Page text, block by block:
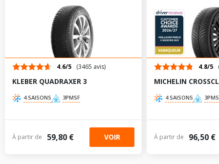
4.6/5 (3465 avis)
KLEBER QUADRAXER 3
4 SAISONS 3PMSF
À partir de 59,80 € VOIR
4.8/5
MICHELIN
4 SAISONS
À partir de 96,50 €